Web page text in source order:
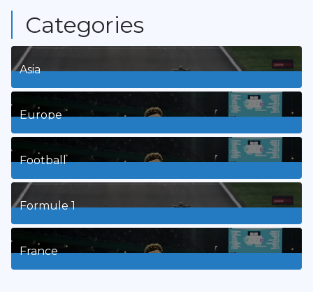
Categories
Asia
1Posts
Europe
3Posts
Football
8Posts
Formule 1
3Posts
France